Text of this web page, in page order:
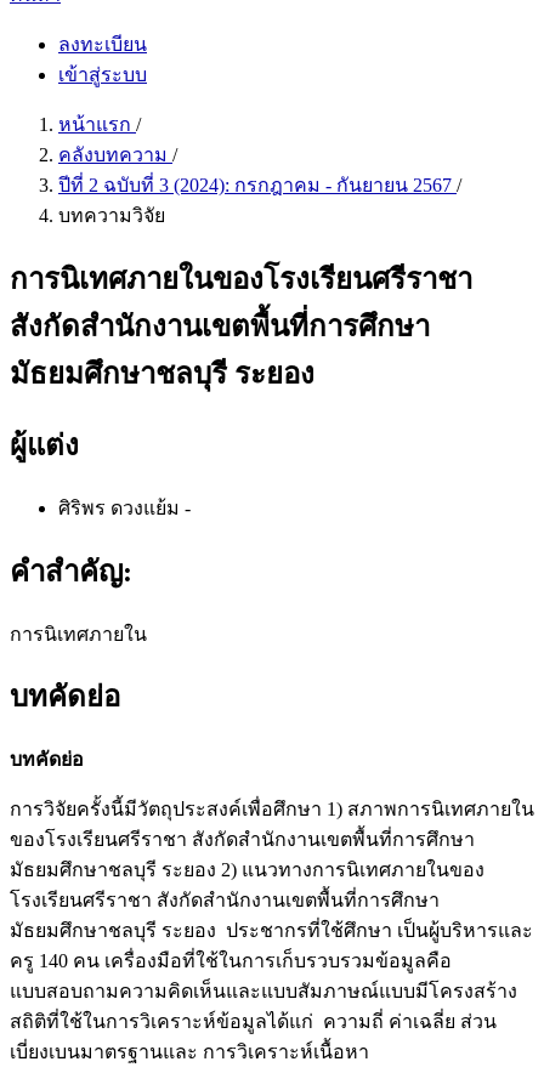
ลงทะเบียน
เข้าสู่ระบบ
หน้าแรก /
คลังบทความ /
ปีที่ 2 ฉบับที่ 3 (2024): กรกฎาคม - กันยายน 2567 /
บทความวิจัย
การนิเทศภายในของโรงเรียนศรีราชา
สังกัดสํานักงานเขตพื้นที่การศึกษา
มัธยมศึกษาชลบุรี ระยอง
ผู้แต่ง
ศิริพร ดวงแย้ม -
คำสำคัญ:
การนิเทศภายใน
บทคัดย่อ
บทคัดย่อ
การวิจัยครั้งนี้มีวัตถุประสงค์เพื่อศึกษา 1) สภาพการนิเทศภายใน
ของโรงเรียนศรีราชา สังกัดสํานักงานเขตพื้นที่การศึกษา
มัธยมศึกษาชลบุรี ระยอง 2) แนวทางการนิเทศภายในของ
โรงเรียนศรีราชา สังกัดสํานักงานเขตพื้นที่การศึกษา
มัธยมศึกษาชลบุรี ระยอง ประชากรที่ใช้ศึกษา เป็นผู้บริหารและ
ครู 140 คน เครื่องมือที่ใช้ในการเก็บรวบรวมข้อมูลคือ
แบบสอบถามความคิดเห็นและแบบสัมภาษณ์แบบมีโครงสร้าง
สถิติที่ใช้ในการวิเคราะห์ข้อมูลได้แก่ ความถี่ ค่าเฉลี่ย ส่วน
เบี่ยงเบนมาตรฐานและ การวิเคราะห์เนื้อหา